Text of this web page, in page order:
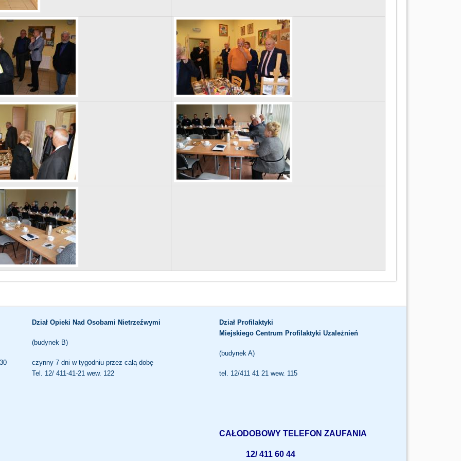
Dział Opieki Nad Osobami Nietrzeźwymi
(budynek B)
czynny 7 dni w tygodniu przez całą dobę
Tel. 12/ 411-41-21 wew. 122
Dział Profilaktyki
Miejskiego Centrum Profilaktyki Uzależnień
(budynek A)
tel. 12/411 41 21 wew. 115
CAŁODOBOWY TELEFON ZAUFANIA
12/ 411 60 44